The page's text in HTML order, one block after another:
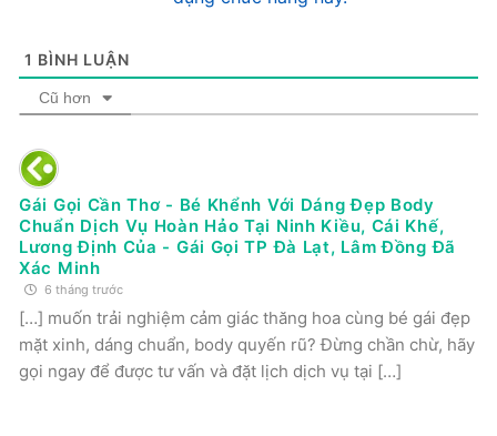
1 BÌNH LUẬN
Cũ hơn
Gái Gọi Cần Thơ - Bé Khểnh Với Dáng Đẹp Body
Chuẩn Dịch Vụ Hoàn Hảo Tại Ninh Kiều, Cái Khế,
Lương Định Của - Gái Gọi TP Đà Lạt, Lâm Đồng Đã
Xác Minh
6 tháng trước
[…] muốn trải nghiệm cảm giác thăng hoa cùng bé gái đẹp
mặt xinh, dáng chuẩn, body quyến rũ? Đừng chần chừ, hãy
gọi ngay để được tư vấn và đặt lịch dịch vụ tại […]